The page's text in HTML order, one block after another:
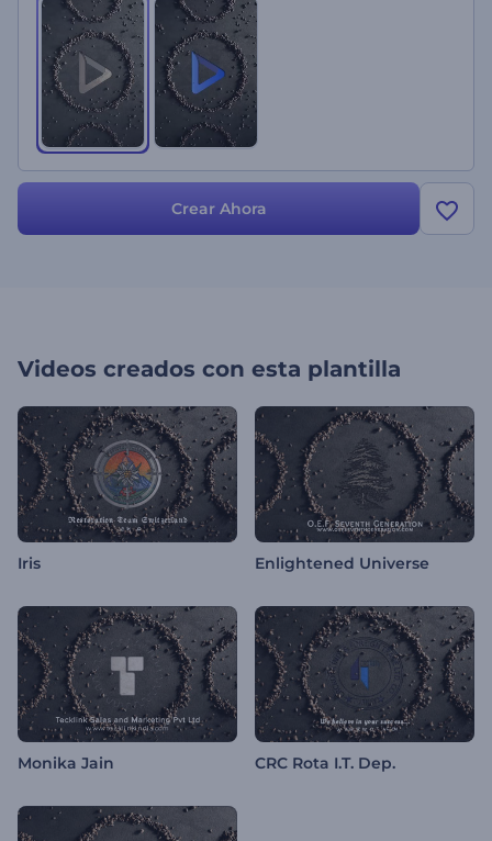
animación completamente profesional. Perfectamente adecuado
para empresas de construcción, presentaciones de proyectos
arquitectónicos o cualquier otro proyecto que vaya con este estilo.
¡Pruébalo ahora!
Crear Ahora
Videos creados con esta plantilla
Iris Enlightened Universe
Monika Jain CRC Rota I.T. Dep.